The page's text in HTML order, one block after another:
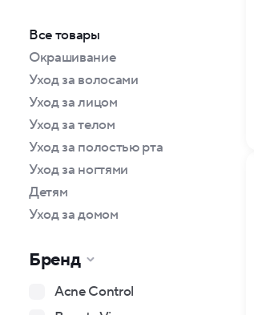
Все товары
Окрашивание
Уход за волосами
Уход за лицом
Уход за телом
Уход за полостью рта
Уход за ногтями
Детям
Уход за домом
Бренд
Acne Control